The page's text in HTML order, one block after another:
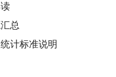
总
计标准说明